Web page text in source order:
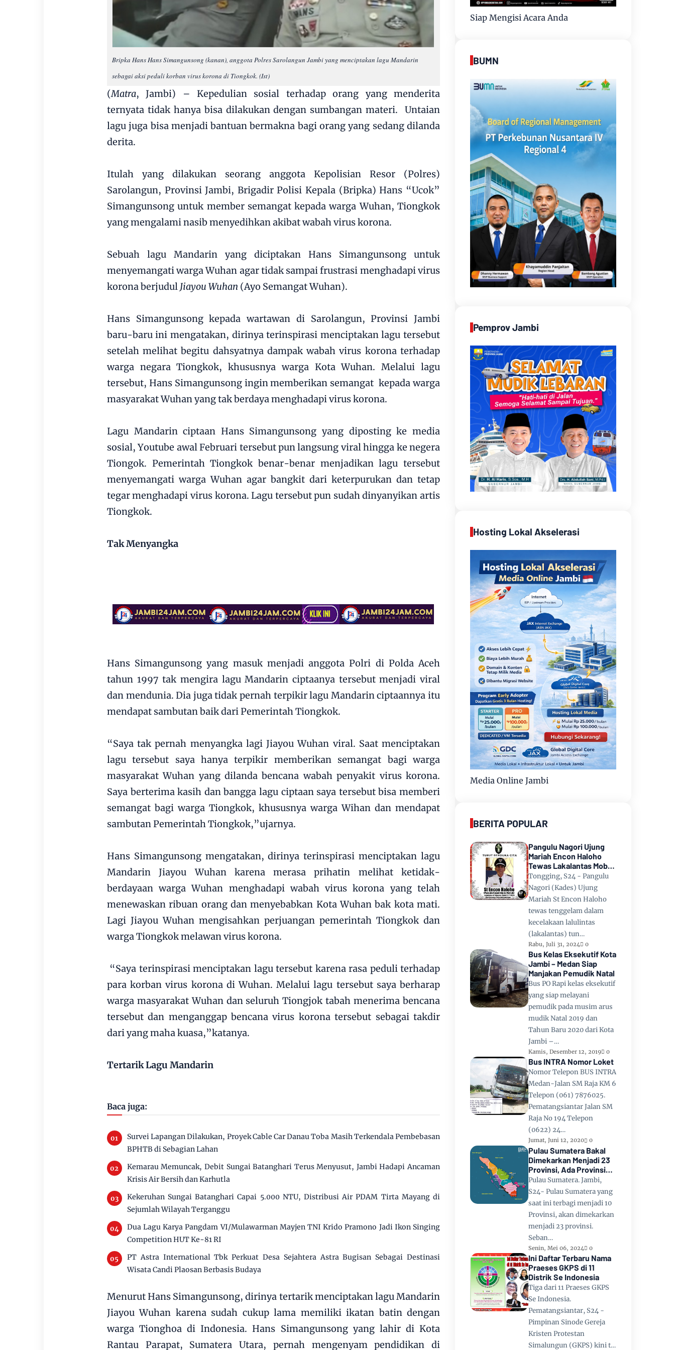
Bripka Hans Hans Simangunsong (kanan), anggota Polres Sarolangun Jambi yang menciptakan lagu Mandarin
sebagai aksi peduli korban virus korona di Tiongkok. (Ist)
(Matra, Jambi) – Kepedulian sosial terhadap orang yang menderita
ternyata tidak hanya bisa dilakukan dengan sumbangan materi. Untaian
lagu juga bisa menjadi bantuan bermakna bagi orang yang sedang dilanda
derita.
Itulah yang dilakukan seorang anggota Kepolisian Resor (Polres)
Sarolangun, Provinsi Jambi, Brigadir Polisi Kepala (Bripka) Hans “Ucok”
Simangunsong untuk member semangat kepada warga Wuhan, Tiongkok
yang mengalami nasib menyedihkan akibat wabah virus korona.
Sebuah lagu Mandarin yang diciptakan Hans Simangunsong untuk
menyemangati warga Wuhan agar tidak sampai frustrasi menghadapi virus
korona berjudul Jiayou Wuhan (Ayo Semangat Wuhan).
Hans Simangunsong kepada wartawan di Sarolangun, Provinsi Jambi
baru-baru ini mengatakan, dirinya terinspirasi menciptakan lagu tersebut
setelah melihat begitu dahsyatnya dampak wabah virus korona terhadap
warga negara Tiongkok, khususnya warga Kota Wuhan. Melalui lagu
tersebut, Hans Simangunsong ingin memberikan semangat kepada warga
masyarakat Wuhan yang tak berdaya menghadapi virus korona.
Lagu Mandarin ciptaan Hans Simangunsong yang diposting ke media
sosial, Youtube awal Februari tersebut pun langsung viral hingga ke negera
Tiongok. Pemerintah Tiongkok benar-benar menjadikan lagu tersebut
menyemangati warga Wuhan agar bangkit dari keterpurukan dan tetap
tegar menghadapi virus korona. Lagu tersebut pun sudah dinyanyikan artis
Tiongkok.
Tak Menyangka
Hans Simangunsong yang masuk menjadi anggota Polri di Polda Aceh
tahun 1997 tak mengira lagu Mandarin ciptaanya tersebut menjadi viral
dan mendunia. Dia juga tidak pernah terpikir lagu Mandarin ciptaannya itu
mendapat sambutan baik dari Pemerintah Tiongkok.
“Saya tak pernah menyangka lagi Jiayou Wuhan viral. Saat menciptakan
lagu tersebut saya hanya terpikir memberikan semangat bagi warga
masyarakat Wuhan yang dilanda bencana wabah penyakit virus korona.
Saya berterima kasih dan bangga lagu ciptaan saya tersebut bisa memberi
semangat bagi warga Tiongkok, khususnya warga Wihan dan mendapat
sambutan Pemerintah Tiongkok,”ujarnya.
Hans Simangunsong mengatakan, dirinya terinspirasi menciptakan lagu
Mandarin Jiayou Wuhan karena merasa prihatin melihat ketidak-
berdayaan warga Wuhan menghadapi wabah virus korona yang telah
menewaskan ribuan orang dan menyebabkan Kota Wuhan bak kota mati.
Lagi Jiayou Wuhan mengisahkan perjuangan pemerintah Tiongkok dan
warga Tiongkok melawan virus korona.
“Saya terinspirasi menciptakan lagu tersebut karena rasa peduli terhadap
para korban virus korona di Wuhan. Melalui lagu tersebut saya berharap
warga masyarakat Wuhan dan seluruh Tiongjok tabah menerima bencana
tersebut dan menganggap bencana virus korona tersebut sebagai takdir
dari yang maha kuasa,”katanya.
Tertarik Lagu Mandarin
Baca juga:
Survei Lapangan Dilakukan, Proyek Cable Car Danau Toba Masih Terkendala Pembebasan
BPHTB di Sebagian Lahan
Kemarau Memuncak, Debit Sungai Batanghari Terus Menyusut, Jambi Hadapi Ancaman
Krisis Air Bersih dan Karhutla
Kekeruhan Sungai Batanghari Capai 5.000 NTU, Distribusi Air PDAM Tirta Mayang di
Sejumlah Wilayah Terganggu
Dua Lagu Karya Pangdam VI/Mulawarman Mayjen TNI Krido Pramono Jadi Ikon Singing
Competition HUT Ke-81 RI
PT Astra International Tbk Perkuat Desa Sejahtera Astra Bugisan Sebagai Destinasi
Wisata Candi Plaosan Berbasis Budaya
Menurut Hans Simangunsong, dirinya tertarik menciptakan lagu Mandarin
Jiayou Wuhan karena sudah cukup lama memiliki ikatan batin dengan
warga Tionghoa di Indonesia. Hans Simangunsong yang lahir di Kota
Rantau Parapat, Sumatera Utara, pernah mengenyam pendidikan di
Siap Mengisi Acara Anda
BUMN
Pemprov Jambi
Hosting Lokal Akselerasi
Media Online Jambi
BERITA POPULAR
Pangulu Nagori Ujung
Mariah Encon Haloho
Tewas Lakalantas Mobil
Terjun ke Danau Toba di
Tongging
Tongging, S24 - Pangulu
Nagori (Kades) Ujung
Mariah St Encon Haloho
tewas tenggelam dalam
kecelakaan lalulintas
(lakalantas) tun…
Rabu, Juli 31, 2024 0
Bus Kelas Eksekutif Kota
Jambi – Medan Siap
Manjakan Pemudik Natal
Bus PO Rapi kelas eksekutif
yang siap melayani
pemudik pada musim arus
mudik Natal 2019 dan
Tahun Baru 2020 dari Kota
Jambi –…
Kamis, Desember 12, 2019 0
Bus INTRA Nomor Loket
Nomor Telepon BUS INTRA
Medan-Jalan SM Raja KM 6
Telepon (061) 7876025.
Pematangsiantar Jalan SM
Raja No 194 Telepon
(0622) 24…
Jumat, Juni 12, 2020 0
Pulau Sumatera Bakal
Dimekarkan Menjadi 23
Provinsi, Ada Provinsi
Toba Raya dan Provinsi
Tapanuli
Pulau Sumatera. Jambi,
S24- Pulau Sumatera yang
saat ini terbagi menjadi 10
Provinsi, akan dimekarkan
menjadi 23 provinsi.
Seban…
Senin, Mei 06, 2024 0
Ini Daftar Terbaru Nama
Praeses GKPS di 11
Distrik Se Indonesia
Tiga dari 11 Praeses GKPS
Se Indonesia.
Pematangsiantar, S24 -
Pimpinan Sinode Gereja
Kristen Protestan
Simalungun (GKPS) kini t…